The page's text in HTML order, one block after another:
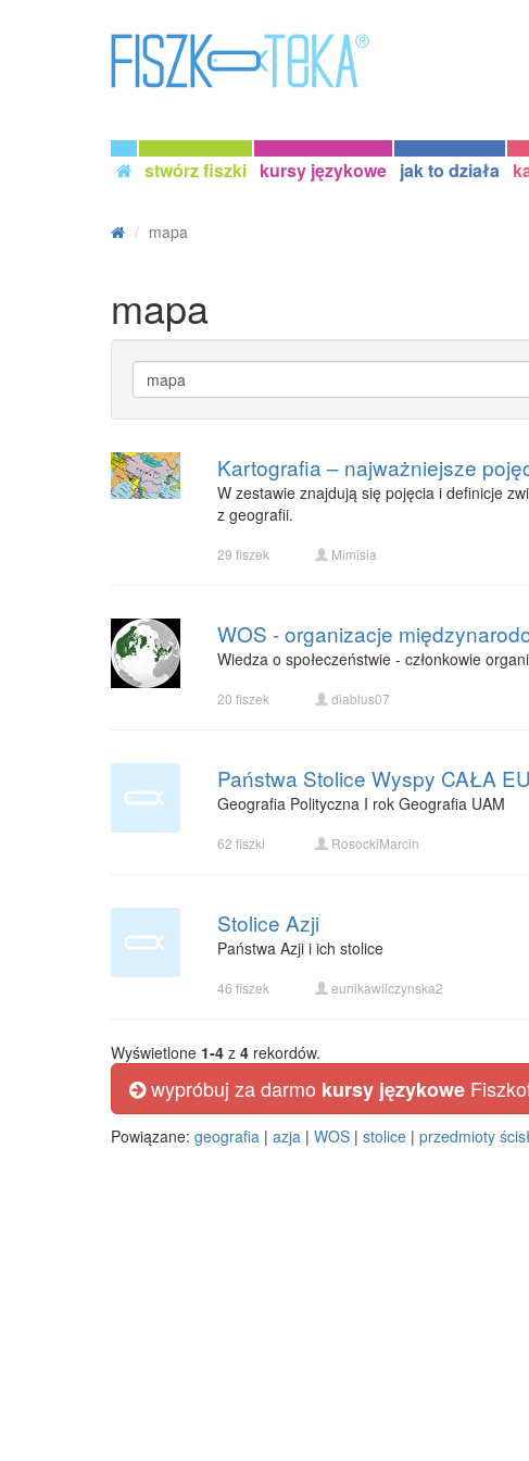
stwórz fiszki kursy językowe jak to działa
mapa
mapa
Kartografia – najważniejsze
W zestawie znajdują się pojęcia i definicje
z geografii.
29 fiszek Mimisia
WOS - organizacje
Wiedza o społeczeństwie - członkowie
20 fiszek diablus07
Państwa Stolice Wyspy CAŁA
Geografia Polityczna I rok Geografia UAM
62 fiszki RosockiMarcin
Stolice Azji
Państwa Azji i ich stolice
46 fiszek eunikawilczynska2
Wyświetlone 1-4 z 4 rekordów.
wypróbuj za darmo kursy językowe
Powiązane: geografia | azja | WOS | stolice | przedmioty